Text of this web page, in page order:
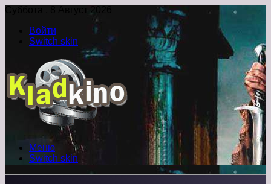
Суббота , 8 Август 2026
Войти
Switch skin
Меню
Switch skin